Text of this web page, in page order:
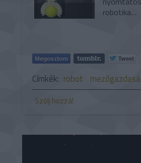
robotika…
Címkék: robot
Szólj hozzá!